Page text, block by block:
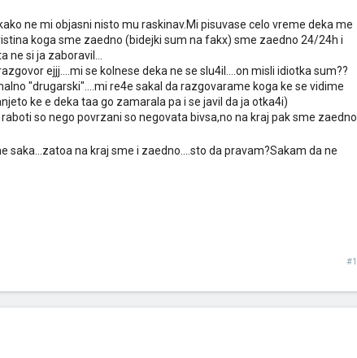
ne mi objasni nisto mu raskinav.Mi pisuvase celo vreme deka me
koga sme zaedno (bidejki sum na fakx) sme zaedno 24/24h i
si ja zaboravil...
ejjj....mi se kolnese deka ne se slu4il....on misli idiotka sum??
"drugarski"....mi re4e sakal da razgovarame koga ke se vidime
ke e deka taa go zamarala pa i se javil da ja otka4i)
so nego povrzani so negovata bivsa,no na kraj pak sme zaedno
saka...zatoa na kraj sme i zaedno....sto da pravam?Sakam da ne
#1